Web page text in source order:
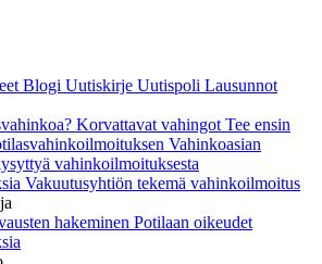
Blogi Uutiskirje Uutispoli Lausunnot
Korvattavat vahingot Tee ensin
Vahinkoasian
vahinkoilmoituksesta
Vakuutusyhtiön tekemä vahinkoilmoitus
hakeminen Potilaan oikeudet